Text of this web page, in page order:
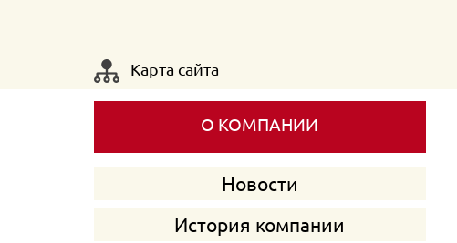
Карта сайта
О КОМПАНИИ
Новости
История компании